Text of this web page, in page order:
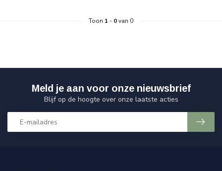
Toon 1 - 0van 0
Meld je aan voor onze nieuwsbrief
Blijf op de hoogte over onze laatste acties